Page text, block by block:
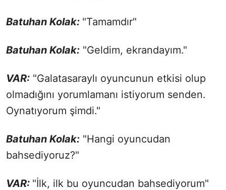
Batuhan Kolak: "Tamamdır"
Batuhan Kolak: "Geldim, ekrandayım."
VAR: "Galatasaraylı oyuncunun etkisi olup
olmadığını yorumlamanı istiyorum senden.
Oynatıyorum şimdi."
Batuhan Kolak: "Hangi oyuncudan
bahsediyoruz?"
VAR: "İlk, ilk bu oyuncudan bahsediyorum"